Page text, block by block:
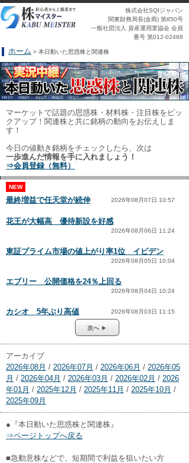
株式会社SQIジャパン
関東財務局長(金商) 第850号
一般社団法人 資産運用業協会 会員
番号 第012-02468
ホーム > 本日動いた思惑株と関連株
マーケットで話題の思惑株・材料株・注目株をピッ
クアップ！関連株と共に銘柄の動向をお伝えしま
す！
今日の値動き銘柄をチェックしたら、次は
一歩進んだ情報を手に入れましょう！
⇒会員登録（無料）
NEW
最終増益で任天堂が続伸 2026年08月07日 10:57
花王が大幅高 優待新設を好感
2026年08月06日 11:24
東証プライム市場の値上がり率1位 イビデン
2026年08月05日 10:04
エブリー 公開価格を24％上回る
2026年08月04日 10:24
カシオ 5年ぶり高値 2026年08月03日 11:15
次へ ►
アーカイブ
2026年08月 / 2026年07月 / 2026年06月 / 2026年05
月 / 2026年04月 / 2026年03月 / 2026年02月 / 2026
年01月 / 2025年12月 / 2025年11月 / 2025年10月 /
2025年09月
●『本日動いた思惑株と関連株』
⇒ページトップへ戻る
■急動意株などで、短期間で利益を狙いたい方